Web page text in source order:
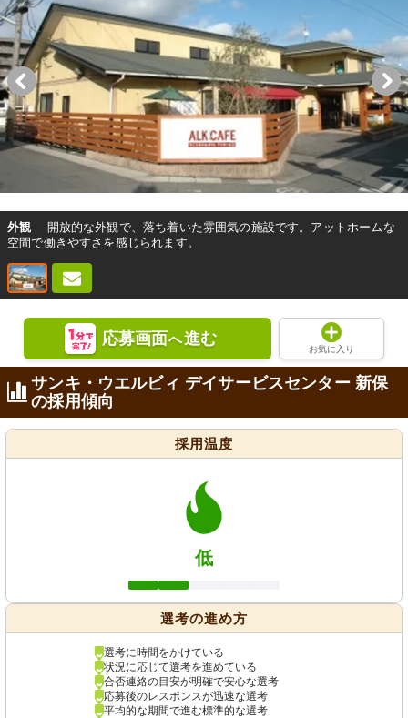
外観
開放的な外観で、落ち着いた雰囲気の施設です。アットホームな
空間で働きやすさを感じられます。
応募画面へ進む
お気に入り
サンキ・ウエルビィ デイサービスセンター 新保
の採用傾向
採用温度
低
選考の進め方
選考に時間をかけている
状況に応じて選考を進めている
合否連絡の目安が明確で安心な選考
応募後のレスポンスが迅速な選考
平均的な期間で進む標準的な選考